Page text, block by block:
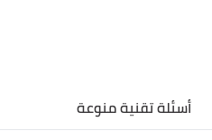
أسئلة تقنية منوعة